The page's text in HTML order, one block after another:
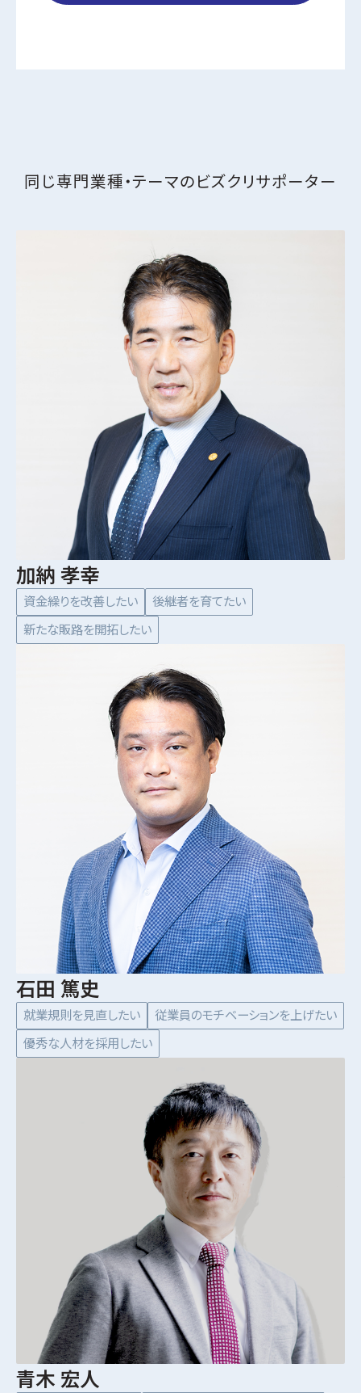
同じ専門業種・テーマの ビズクリサポーター
加納 孝幸
資金繰りを改善したい
後継者を育てたい
新たな販路を開拓したい
石田 篤史
就業規則を見直したい
従業員のモチベーションを上げたい
優秀な人材を採用したい
青木 宏人